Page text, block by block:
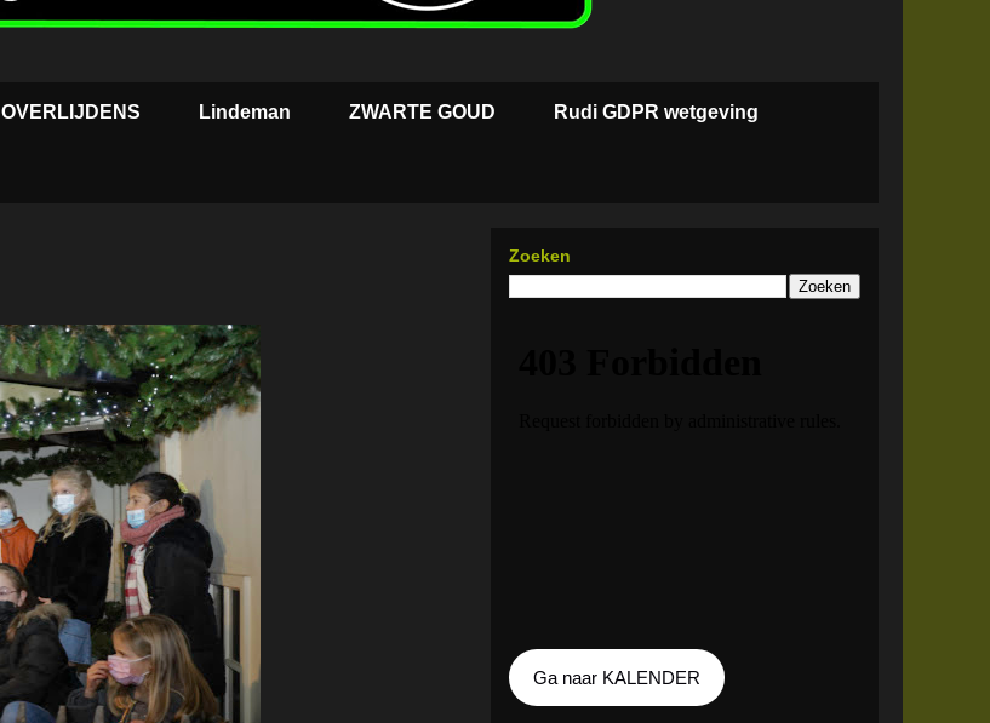
OVERLIJDENS Lindeman ZWARTE GOUD Rudi GDPR wetgeving
Zoeken
Ga naar KALENDER